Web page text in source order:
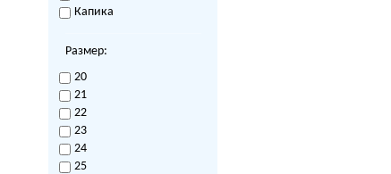
Капика
Размер:
20
21
22
23
24
25